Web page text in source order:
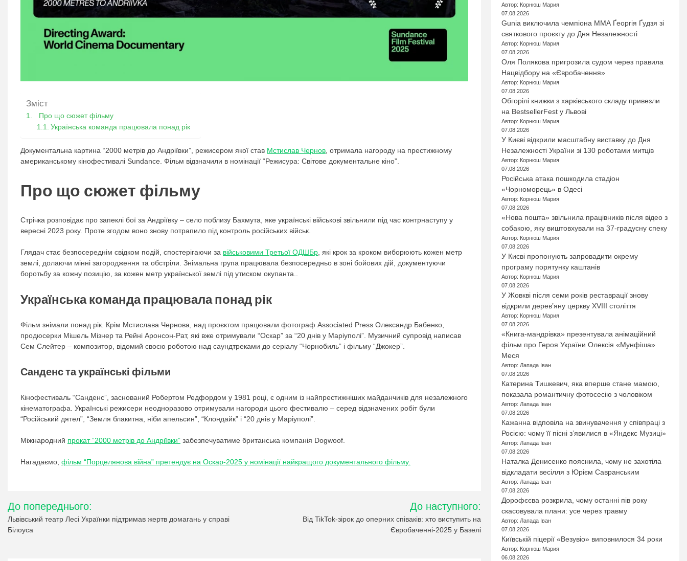
Зміст
Про що сюжет фільму
Українська команда працювала понад рік
Документальна картина “2000 метрів до Андріївки”, режисером якої став Мстислав Чернов , отримала нагороду на престижному
американському кінофестивалі Sundance. Фільм відзначили в номінації “Режисура: Світове документальне кіно”.
Про що сюжет фільму
Стрічка розповідає про запеклі бої за Андріївку – село поблизу Бахмута, яке українські військові звільнили під час контрнаступу у
вересні 2023 року. Проте згодом воно знову потрапило під контроль російських військ.
Глядач стає безпосереднім свідком подій, спостерігаючи за військовими Третьої ОДШБр , які крок за кроком виборюють кожен метр
землі, долаючи мінні загородження та обстріли. Знімальна група працювала безпосередньо в зоні бойових дій, документуючи
боротьбу за кожну позицію, за кожен метр української землі під утиском окупанта..
Українська команда працювала понад рік
Фільм знімали понад рік. Крім Мстислава Чернова, над проєктом працювали фотограф Associated Press Олександр Бабенко,
продюсерки Мішель Мізнер та Рейні Аронсон-Рат, які вже отримували “Оскар” за “20 днів у Маріуполі”. Музичний супровід написав
Сем Слейтер – композитор, відомий своєю роботою над саундтреками до серіалу “Чорнобиль” і фільму “Джокер”.
Санденс та українські фільми
Кінофестиваль “Санденс”, заснований Робертом Редфордом у 1981 році, є одним із найпрестижніших майданчиків для незалежного
кінематографа. Українські режисери неодноразово отримували нагороди цього фестивалю – серед відзначених робіт були
“Російський дятел”, “Земля блакитна, ніби апельсин”, “Клондайк” і “20 днів у Маріуполі”.
Міжнародний прокат “2000 метрів до Андріївки” забезпечуватиме британська компанія Dogwoof.
Нагадаємо, фільм “Порцелянова війна” претендує на Оскар-2025 у номінації найкращого документального фільму.
Навігація
записів
До попереднього:
Львівський театр Лесі Українки підтримав жертв домагань у справі
Білоуса
До наступного:
Від TikTok-зірок до оперних співаків: хто виступить на
Євробаченні-2025 у Базелі
Автор: Корнюш Мария
07.08.2026
Gunia виключила чемпіона ММА Ґеоргія Ґудзя зі
святкового проєкту до Дня Незалежності
Автор: Корнюш Мария
07.08.2026
Оля Полякова пригрозила судом через правила
Нацвідбору на «Євробачення»
Автор: Корнюш Мария
07.08.2026
Обгорілі книжки з харківського складу привезли
на BestsellerFest у Львові
Автор: Корнюш Мария
07.08.2026
У Києві відкрили масштабну виставку до Дня
Незалежності України зі 130 роботами митців
Автор: Корнюш Мария
07.08.2026
Російська атака пошкодила стадіон
«Чорноморець» в Одесі
Автор: Корнюш Мария
07.08.2026
«Нова пошта» звільнила працівників після відео з
собакою, яку виштовхували на 37-градусну спеку
Автор: Корнюш Мария
07.08.2026
У Києві пропонують запровадити окрему
програму порятунку каштанів
Автор: Корнюш Мария
07.08.2026
У Жовкві після семи років реставрації знову
відкрили дерев’яну церкву XVIII століття
Автор: Корнюш Мария
07.08.2026
«Книга-мандрівка» презентувала анімаційний
фільм про Героя України Олексія «Мунфіша»
Меся
Автор: Лапада Іван
07.08.2026
Катерина Тишкевич, яка вперше стане мамою,
показала романтичну фотосесію з чоловіком
Автор: Лапада Іван
07.08.2026
Кажанна відповіла на звинувачення у співпраці з
Росією: чому її пісні з’явилися в «Яндекс Музиці»
Автор: Лапада Іван
07.08.2026
Наталка Денисенко пояснила, чому не захотіла
відкладати весілля з Юрієм Савранським
Автор: Лапада Іван
07.08.2026
Дорофєєва розкрила, чому останні пів року
скасовувала плани: усе через травму
Автор: Лапада Іван
07.08.2026
Київській піцерії «Везувіо» виповнилося 34 роки
Автор: Корнюш Мария
06.08.2026